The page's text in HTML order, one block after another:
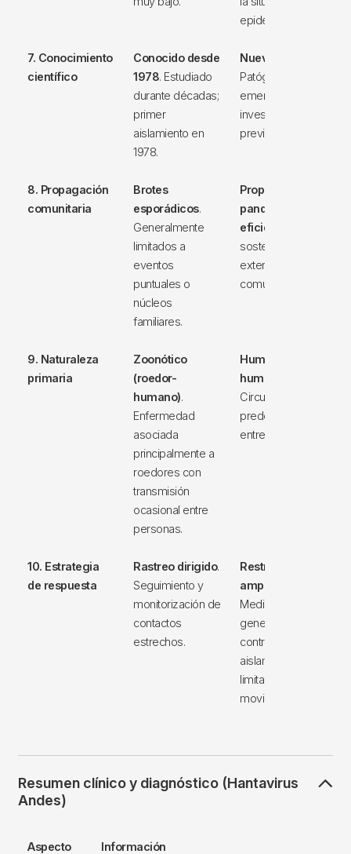
epidemiológica.
7. Conocimiento
científico
Conocido desde
1978. Estudiado
durante décadas;
primer
aislamiento en
1978.
Nuevo en 2020
Patógeno
emergente sin
investigación
previa amplia.
8. Propagación
comunitaria
Brotes
esporádicos.
Generalmente
limitados a
eventos
puntuales o
núcleos
familiares.
Propagación
pandémica
eficiente
sostenida y
extensa a nivel
comunitario.
9. Naturaleza
primaria
Zoonótico
(roedor-
humano).
Enfermedad
asociada
principalmente a
roedores con
transmisión
ocasional entre
personas.
Humano a
humano
Circulación
predominante
entre personas.
10. Estrategia
de respuesta
Rastreo dirigido.
Seguimiento y
monitorización de
contactos
estrechos.
Restricciones
amplias
Medidas
generales de
control,
aislamiento y
limitaciones de
movilidad.
Resumen clínico y diagnóstico (Hantavirus
Andes)
Aspecto
Información